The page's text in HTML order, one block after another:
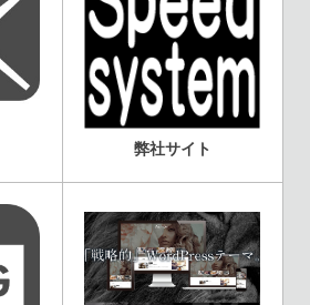
弊社サイト